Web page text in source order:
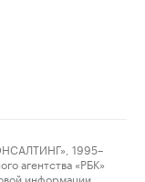
1995–
агентства «РБК»
информации